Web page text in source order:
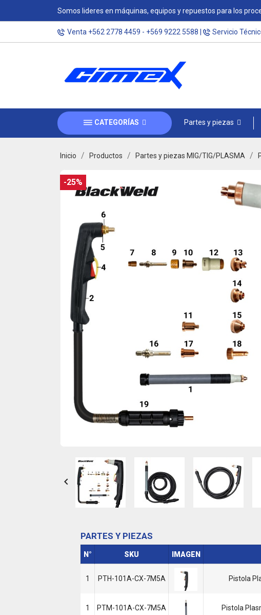
Somos lideres en máquinas, equipos y repuestos para los
Venta +562 2778 4459 - +569 9222 5588 Servicio
CATEGORÍAS Partes y piezas
Inicio Productos Partes y piezas MIG/TIG/PLASMA
-25%

PARTES Y PIEZAS
N° SKU IMAGEN
1 PTH-101A-CX-7M5A Pistola
1 PTM-101A-CX-7M5A Pistola